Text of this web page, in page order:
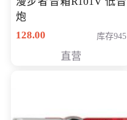
炮
128.00
库存945
直营